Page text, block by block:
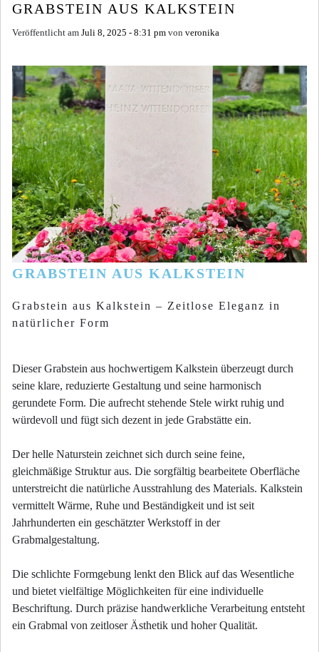
GRABSTEIN AUS KALKSTEIN
Veröffentlicht am Juli 8, 2025 - 8:31 pm von veronika
GRABSTEIN AUS KALKSTEIN
Grabstein aus Kalkstein – Zeitlose Eleganz in
natürlicher Form
Dieser Grabstein aus hochwertigem Kalkstein überzeugt durch
seine klare, reduzierte Gestaltung und seine harmonisch
gerundete Form. Die aufrecht stehende Stele wirkt ruhig und
würdevoll und fügt sich dezent in jede Grabstätte ein.
Der helle Naturstein zeichnet sich durch seine feine,
gleichmäßige Struktur aus. Die sorgfältig bearbeitete Oberfläche
unterstreicht die natürliche Ausstrahlung des Materials. Kalkstein
vermittelt Wärme, Ruhe und Beständigkeit und ist seit
Jahrhunderten ein geschätzter Werkstoff in der
Grabmalgestaltung.
Die schlichte Formgebung lenkt den Blick auf das Wesentliche
und bietet vielfältige Möglichkeiten für eine individuelle
Beschriftung. Durch präzise handwerkliche Verarbeitung entsteht
ein Grabmal von zeitloser Ästhetik und hoher Qualität.